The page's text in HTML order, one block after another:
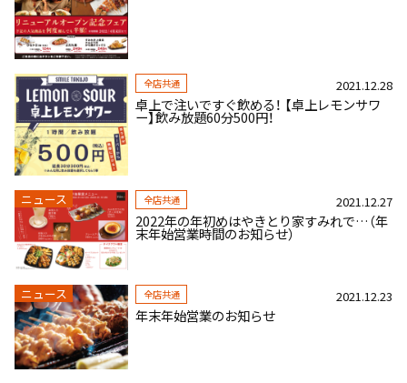
全店共通 2021.12.28
卓上で注いですぐ飲める！ 【卓上レモンサワ
ー】飲み放題60分500円！
ニュース 全店共通 2021.12.27
2022年の年初めはやきとり家すみれで…（年
末年始営業時間のお知らせ）
ニュース 全店共通 2021.12.23
年末年始営業のお知らせ